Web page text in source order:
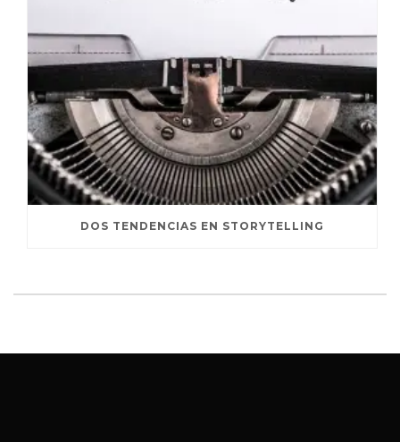
DOS TENDENCIAS EN STORYTELLING